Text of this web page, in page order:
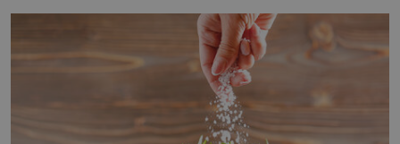
Když se ke mně doneslo, že si manžel pořídil milenku,